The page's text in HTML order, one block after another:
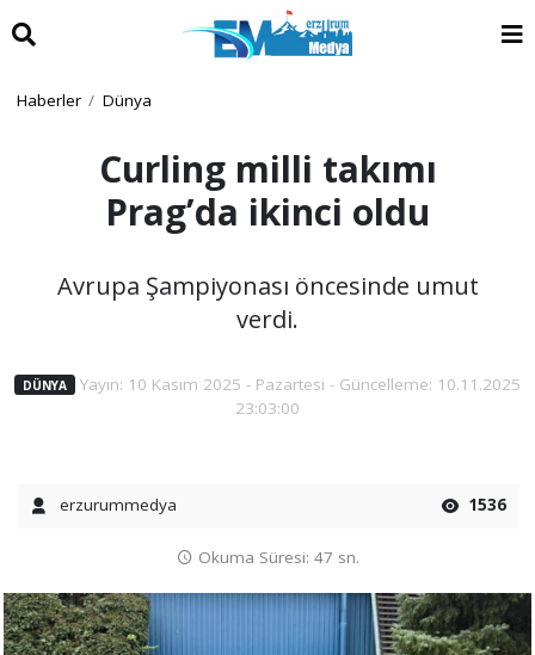
Haberler Dünya
Curling milli takımı
Prag’da ikinci oldu
Avrupa Şampiyonası öncesinde umut
verdi.
DÜNYA Yayın: 10 Kasım 2025 - Pazartesi - Güncelleme: 10.11.2025
23:03:00
erzurummedya 1536
Okuma Süresi: 47 sn.